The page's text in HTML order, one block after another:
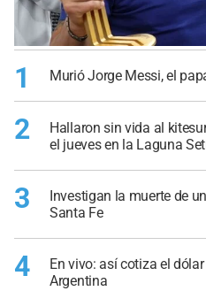
1 Murió Jorge Messi, el
2
Hallaron sin vida al
el jueves en la Laguna
3
Investigan la muerte de
Santa Fe
4
En vivo: así cotiza el
Argentina